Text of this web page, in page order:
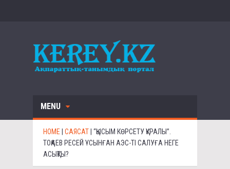
MENU
HOME | САЯСАТ| “ҚЫСЫМ КӨРСЕТУ ҚҰРАЛЫ”.
ТОҚАЕВ РЕСЕЙ ҰСЫНҒАН АЭС-ТІ САЛУҒА НЕГЕ
АСЫҚТЫ?